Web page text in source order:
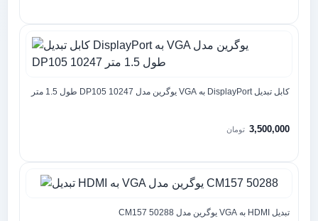
کابل تبدیل DisplayPort به VGA یوگرین مدل DP105 10247 طول 1.5 متر
3,500,000 تومان
تبدیل HDMI به VGA یوگرین مدل CM157 50288